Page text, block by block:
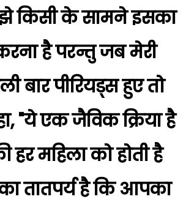
किसी के सामने इसका
है परन्तु जब मेरी
बार पीरियड्स हुए तो
"ये एक जैविक क्रिया है
हर महिला को होती है
तातपर्य है कि आपका